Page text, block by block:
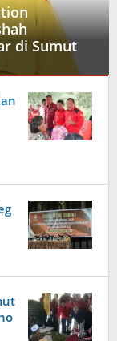
di Sumut